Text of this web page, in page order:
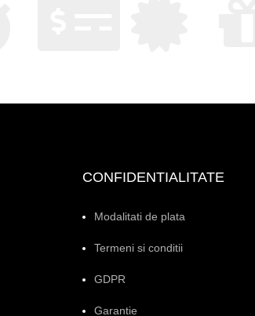
CONFIDENTIALITATE
Modalitati de plata
Termeni si conditii
GDPR
Garantie